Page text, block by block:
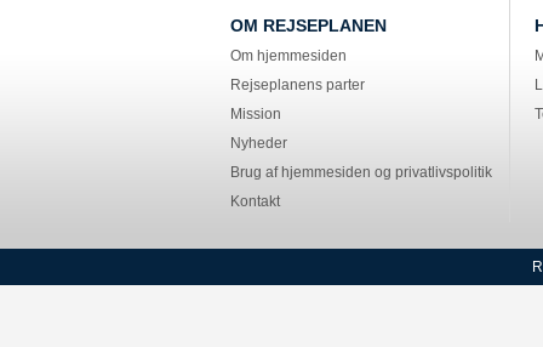
OM REJSEPLANEN
Om hjemmesiden
Rejseplanens parter
Mission
Nyheder
Brug af hjemmesiden og privatlivspolitik
Kontakt